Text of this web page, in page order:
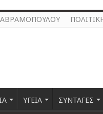
ΥΓΕΙΑ ΣΥΝΤΑΓΕΣ